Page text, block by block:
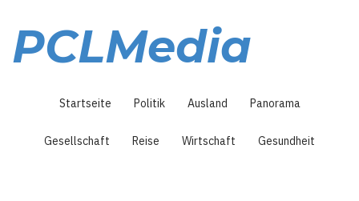
Inhalt
PCLMedia
Startseite Politik Ausland Panorama
Gesellschaft Reise Wirtschaft Gesundheit